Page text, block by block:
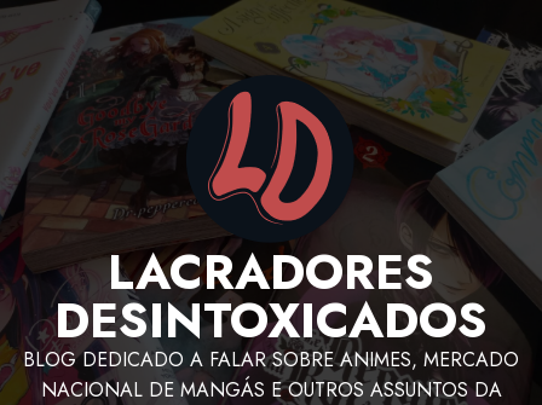
LACRADORES
DESINTOXICADOS
BLOG DEDICADO A FALAR SOBRE ANIMES, MERCADO
NACIONAL DE MANGÁS E OUTROS ASSUNTOS DA